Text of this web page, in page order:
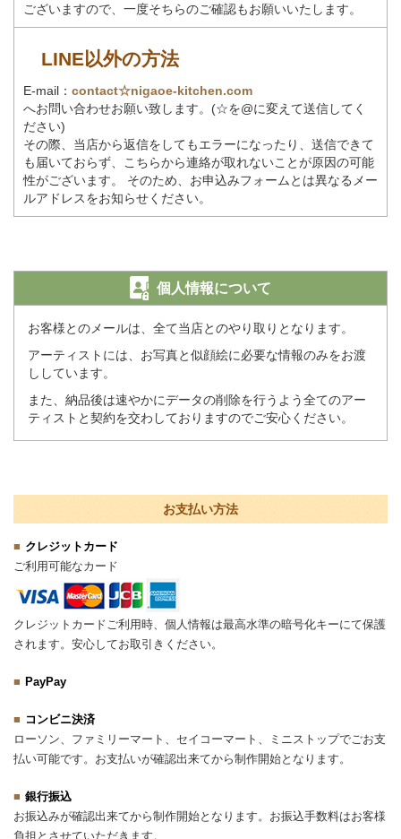
ございますので、一度そちらのご確認もお願いいたします。
LINE以外の方法
E-mail： contact☆nigaoe-kitchen.com
へお問い合わせお願い致します。(☆を@に変えて送信してく
ださい)
その際、当店から返信をしてもエラーになったり、送信できて
も届いておらず、こちらから連絡が取れないことが原因の可能
性がございます。 そのため、お申込みフォームとは異なるメー
ルアドレスをお知らせください。
個人情報について
お客様とのメールは、全て当店とのやり取りとなります。
アーティストには、お写真と似顔絵に必要な情報のみをお渡
ししています。
また、納品後は速やかにデータの削除を行うよう全てのアー
ティストと契約を交わしておりますのでご安心ください。
お支払い方法
クレジットカード
ご利用可能なカード
クレジットカードご利用時、個人情報は最高水準の暗号化キーにて保護
されます。安心してお取引きください。
PayPay
コンビニ決済
ローソン、ファミリーマート、セイコーマート、ミニストップでごお支
払い可能です。お支払いが確認出来てから制作開始となります。
銀行振込
お振込みが確認出来てから制作開始となります。お振込手数料はお客様
負担とさせていただきます。